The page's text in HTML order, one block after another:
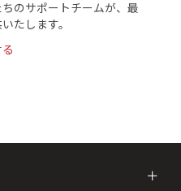
のサポートチームが、最
たします。
＋